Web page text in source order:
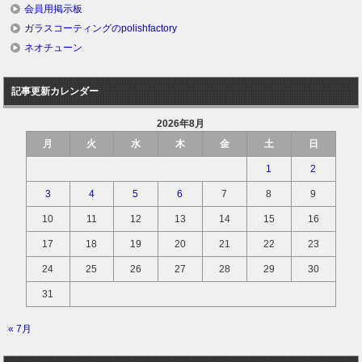
会員用掲示板
ガラスコーティングのpolishfactory
ネオチューン
記事更新カレンダー
2026年8月
月
火 水 木 金 土 日
1 2
3 4 5 6 7 8 9
10 11 12 13 14 15 16
17 18 19 20 21 22 23
24 25 26 27 28 29 30
31
« 7月